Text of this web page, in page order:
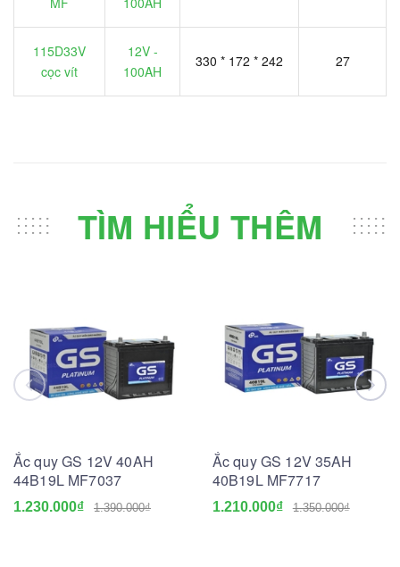
115D33V
cọc vít
12V -
100AH
330 * 172 * 242 27
TÌM HIỂU THÊM
Ắc quy GS 12V 40AH
44B19L MF7037
1.230.000₫ 1.390.000₫
Ắc quy GS 12V 35AH
40B19L MF7717
1.210.000₫ 1.350.000₫